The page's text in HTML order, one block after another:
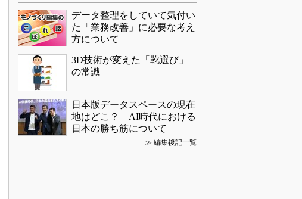
データ整理をしていて気付い
た「業務改善」に必要な考え
方について
3D技術が変えた「靴選び」
の常識
日本版データスペースの現在
地はどこ？ AI時代における
日本の勝ち筋について
≫ 編集後記一覧